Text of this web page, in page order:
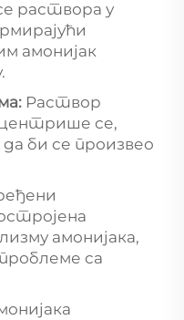
раствора у
амонијак
Раствор
се,
би се произвео
амонијака,
са